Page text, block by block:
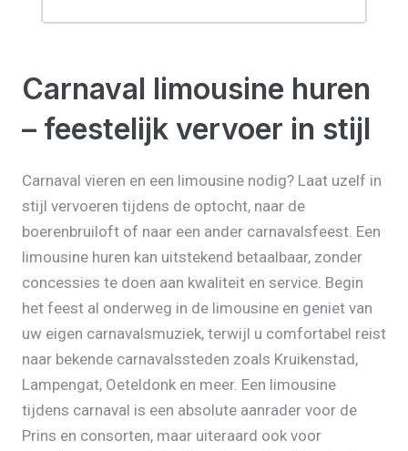
Carnaval limousine huren
– feestelijk vervoer in stijl
Carnaval vieren en een limousine nodig? Laat uzelf in
stijl vervoeren tijdens de optocht, naar de
boerenbruiloft of naar een ander carnavalsfeest. Een
limousine huren kan uitstekend betaalbaar, zonder
concessies te doen aan kwaliteit en service. Begin
het feest al onderweg in de limousine en geniet van
uw eigen carnavalsmuziek, terwijl u comfortabel reist
naar bekende carnavalssteden zoals Kruikenstad,
Lampengat, Oeteldonk en meer. Een limousine
tijdens carnaval is een absolute aanrader voor de
Prins en consorten, maar uiteraard ook voor